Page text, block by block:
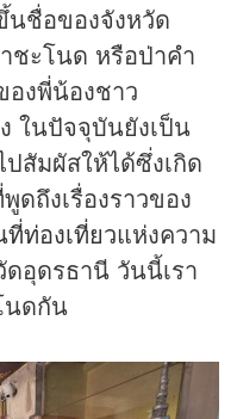
ชื่อของจังหวัด
ชะโนด หรือป่าคำ
องพี่น้องชาว
ในปัจจุบันยังเป็น
สัมผัสให้ได้ซึ่งเกิด
ดถึงเรื่องราวของ
ท่องเที่ยวแห่งความ
อุดรธานี วันนี้เรา
นดกัน